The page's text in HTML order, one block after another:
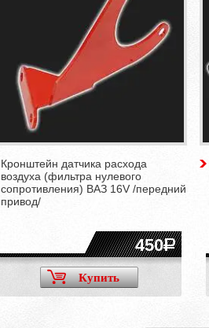
Кронштейн датчика расхода
воздуха (фильтра нулевого
сопротивления) ВАЗ 16V /передний
привод/
450
Купить